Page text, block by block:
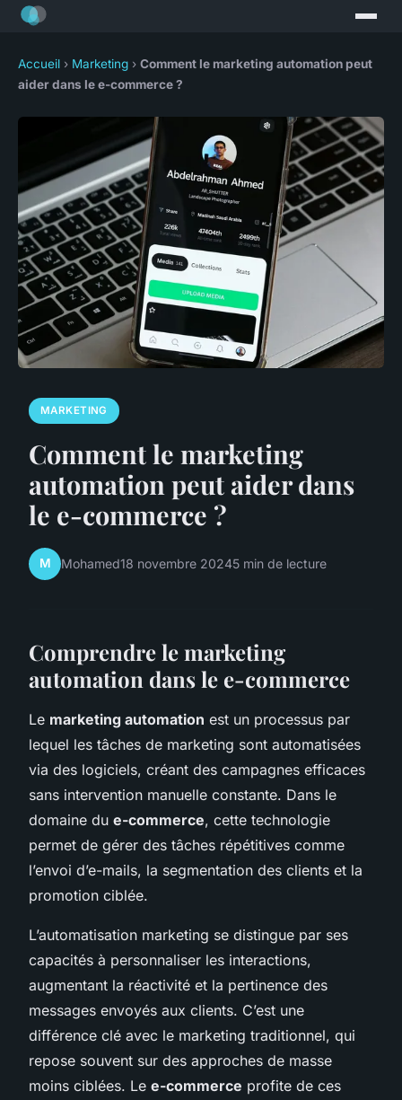
Accueil › Marketing › Comment le marketing automation peut
aider dans le e-commerce ?
MARKETING
Comment le marketing
automation peut aider dans
le e-commerce ?
M Mohamed18 novembre 20245 min de lecture
Comprendre le marketing
automation dans le e-commerce
Le marketing automation est un processus par
lequel les tâches de marketing sont automatisées
via des logiciels, créant des campagnes efficaces
sans intervention manuelle constante. Dans le
domaine du e-commerce, cette technologie
permet de gérer des tâches répétitives comme
l’envoi d’e-mails, la segmentation des clients et la
promotion ciblée.
L’automatisation marketing se distingue par ses
capacités à personnaliser les interactions,
augmentant la réactivité et la pertinence des
messages envoyés aux clients. C’est une
différence clé avec le marketing traditionnel, qui
repose souvent sur des approches de masse
moins ciblées. Le e-commerce profite de ces